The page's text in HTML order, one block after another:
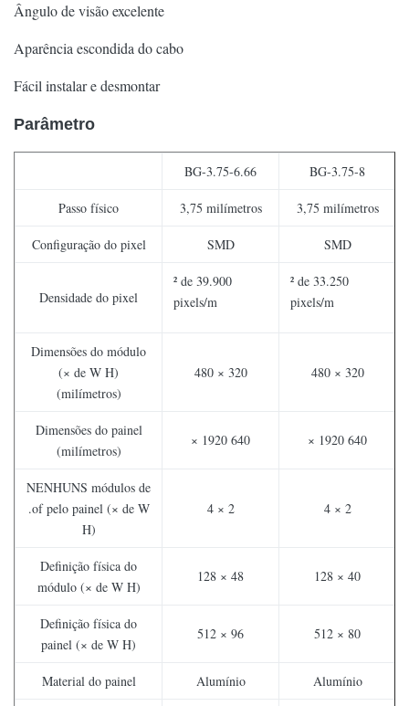
Ângulo de visão excelente
Aparência escondida do cabo
Fácil instalar e desmontar
Parâmetro
BG-3.75-6.66 BG-3.75-8
Passo físico 3,75 milímetros 3,75 milímetros
Configuração do pixel SMD SMD
Densidade do pixel
² de 39.900
pixels/m
² de 33.250
pixels/m
Dimensões do módulo
(× de W H)
(milímetros)
480 × 320 480 × 320
Dimensões do painel
(milímetros)
× 1920 640 × 1920 640
NENHUNS módulos de
.of pelo painel (× de W
H)
4 × 2 4 × 2
Definição física do
módulo (× de W H)
128 × 48 128 × 40
Definição física do
painel (× de W H)
512 × 96 512 × 80
Material do painel Alumínio Alumínio